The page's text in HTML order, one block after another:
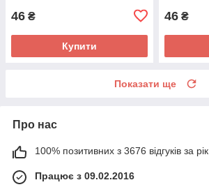
46 ₴
Купити
46 ₴
Показати ще
Про нас
100% позитивних з 3676 відгуків за рік
Працює з 09.02.2016